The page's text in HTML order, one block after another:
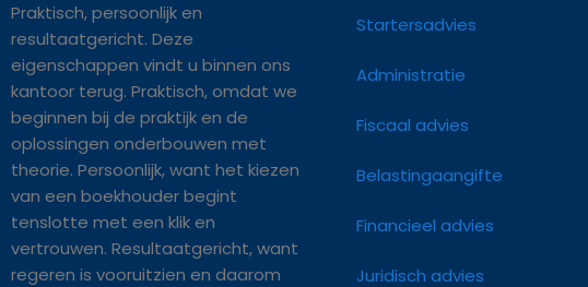
Praktisch, persoonlijk en
resultaatgericht. Deze
eigenschappen vindt u binnen ons
kantoor terug. Praktisch, omdat we
beginnen bij de praktijk en de
oplossingen onderbouwen met
theorie. Persoonlijk, want het kiezen
van een boekhouder begint
tenslotte met een klik en
vertrouwen. Resultaatgericht, want
regeren is vooruitzien en daarom
Startersadvies
Administratie
Fiscaal advies
Belastingaangifte
Financieel advies
Juridisch advies